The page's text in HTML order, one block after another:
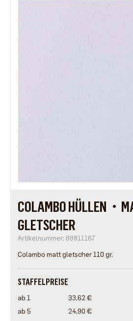
COLAMBO HÜLLEN・
GLETSCHER
Artikelnummer: 88811167
Colambo matt gletscher 110 gr.
STAFFELPREISE
ab 1
33,62 €
ab 5
24,90 €